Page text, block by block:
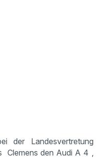
der Landesvertretung
Clemens den Audi A 4 ,